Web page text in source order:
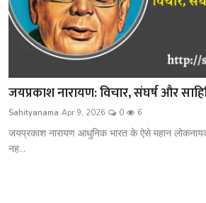
कहानी
कविता
आलेख
शख्सियत
धरोहर
जयप्रकाश नारायण: विचार, संघर्ष और
Sahityanama Apr 9, 2026 0 6
जयप्रकाश नारायण आधुनिक भारत के ऐसे महान लोकनायक
नह...